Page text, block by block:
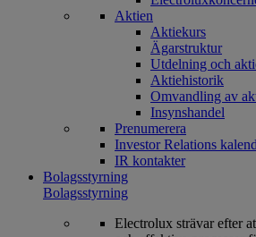
Aktien
Aktiekurs
Ägarstruktur
Utdelning och
Aktiehistorik
Omvandling av
Insynshandel
Prenumerera
Investor Relations
IR kontakter
Bolagsstyrning
Bolagsstyrning
Electrolux strävar efter